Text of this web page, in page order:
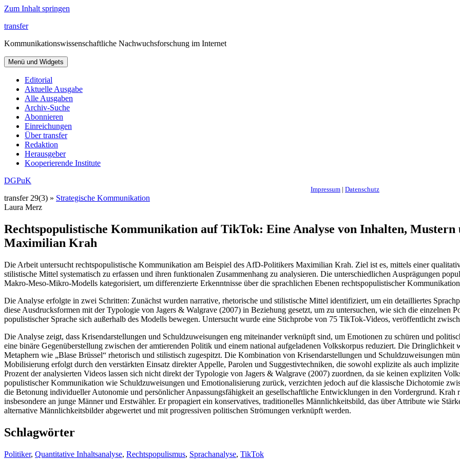
Zum Inhalt springen
transfer
Kommunikationswissenschaftliche Nachwuchsforschung im Internet
Menü und Widgets
Editorial
Aktuelle Ausgabe
Alle Ausgaben
Archiv-Suche
Abonnieren
Einreichungen
Über transfer
Redaktion
Herausgeber
Kooperierende Institute
DGPuK
Impressum | Datenschutz
transfer 29(3) » Strategische Kommunikation
Laura Merz
Rechtspopulistische Kommunikation auf TikTok: Eine Analyse von Inhalten,
Maximilian Krah
Die Arbeit untersucht rechtspopulistische Kommunikation am Beispiel des AfD-Politikers Maximilian Krah. Ziel ist es, mittels einer
stilistische Mittel systematisch zu erfassen und ihren funktionalen Zusammenhang zu analysieren. Die unterschiedlichen Ausprägungen
Makro-Meso-Mikro-Modells kategorisiert, um differenzierte Erkenntnisse über die sprachlichen Ebenen rechtspopulistischer
Die Analyse erfolgte in zwei Schritten: Zunächst wurden narrative, rhetorische und stilistische Mittel identifiziert, um ein detailliertes
diese Ausdrucksformen mit der Typologie von Jagers & Walgrave (2007) in Beziehung gesetzt, um zu untersuchen, wie sich die einzelnen
populistischer Sprache sich außerhalb des Modells bewegen. Untersucht wurde eine Stichprobe von 75 TikTok-Videos, veröffentlicht
Die Analyse zeigt, dass Krisendarstellungen und Schuldzuweisungen eng miteinander verknüpft sind, um Emotionen zu schüren und
eine binäre Gegenüberstellung zwischen der amtierenden Politik und einem national aufgeladenen Volkskorpus reduziert. Die
Metaphern wie „Blase Brüssel“ rhetorisch und stilistisch zugespitzt. Die Kombination von Krisendarstellungen und Schuldzuweisungen
Mobilisierung erfolgt durch den verstärkten Einsatz direkter Appelle, Parolen und Suggestivtechniken, die sowohl explizite als auch
Prozent der analysierten Videos lassen sich nicht direkt der Typologie von Jagers & Walgrave (2007) zuordnen, da sie keinen expliziten
populistischer Kommunikation wie Schuldzuweisungen und Emotionalisierung zurück, verzichten jedoch auf die klassische Dichotomie
die Betonung individueller Autonomie und persönlicher Anpassungsfähigkeit an gesellschaftliche Entwicklungen in den Vordergrund.
insbesondere an junge Männer und Erstwähler. Er propagiert ein konservatives, traditionelles Männlichkeitsbild, das über Attribute wie
alternative Männlichkeitsbilder abgewertet und mit progressiven politischen Strömungen verknüpft werden.
Schlagwörter
Politiker, Quantitative Inhaltsanalyse, Rechtspopulismus, Sprachanalyse, TikTok